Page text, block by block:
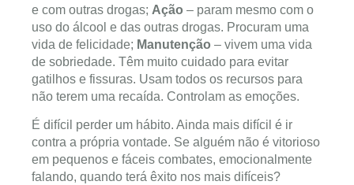
e com outras drogas; Ação – param mesmo com o
uso do álcool e das outras drogas. Procuram uma
vida de felicidade; Manutenção – vivem uma vida
de sobriedade. Têm muito cuidado para evitar
gatilhos e fissuras. Usam todos os recursos para
não terem uma recaída. Controlam as emoções.
É difícil perder um hábito. Ainda mais difícil é ir
contra a própria vontade. Se alguém não é vitorioso
em pequenos e fáceis combates, emocionalmente
falando, quando terá êxito nos mais difíceis?